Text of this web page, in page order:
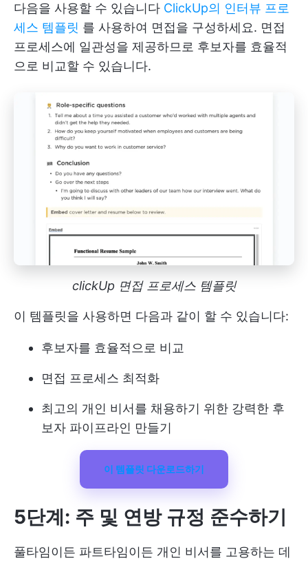
다음을 사용할 수 있습니다 ClickUp의 인터뷰 프로
세스 템플릿 를 사용하여 면접을 구성하세요. 면접
프로세스에 일관성을 제공하므로 후보자를 효율적
으로 비교할 수 있습니다.
clickUp 면접 프로세스 템플릿
이 템플릿을 사용하면 다음과 같이 할 수 있습니다:
후보자를 효율적으로 비교
면접 프로세스 최적화
최고의 개인 비서를 채용하기 위한 강력한 후
보자 파이프라인 만들기
이 템플릿 다운로드하기
5단계: 주 및 연방 규정 준수하기
풀타임이든 파트타임이든 개인 비서를 고용하는 데